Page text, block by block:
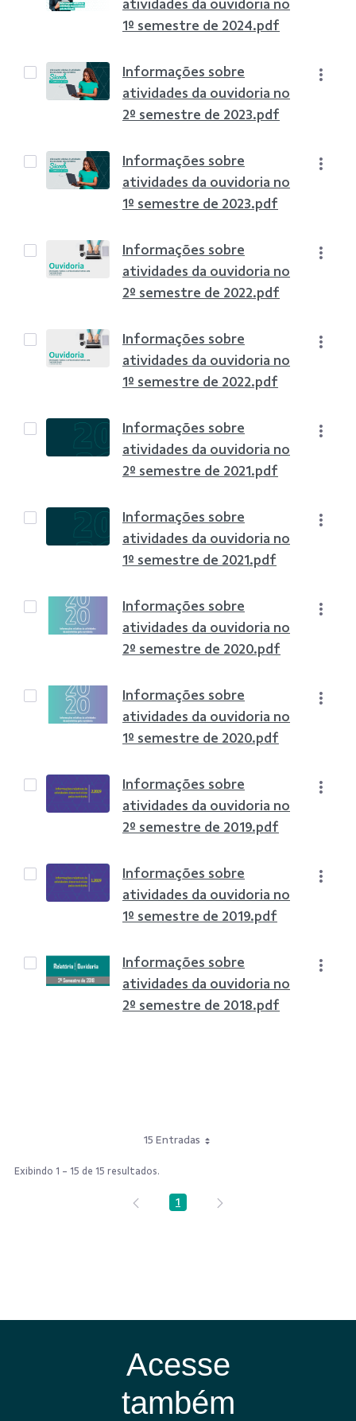
atividades da ouvidoria no
1º semestre de 2024.pdf
Informações sobre
atividades da ouvidoria no
2º semestre de 2023.pdf
Informações sobre
atividades da ouvidoria no
1º semestre de 2023.pdf
Informações sobre
atividades da ouvidoria no
2º semestre de 2022.pdf
Informações sobre
atividades da ouvidoria no
1º semestre de 2022.pdf
Informações sobre
atividades da ouvidoria no
2º semestre de 2021.pdf
Informações sobre
atividades da ouvidoria no
1º semestre de 2021.pdf
Informações sobre
atividades da ouvidoria no
2º semestre de 2020.pdf
Informações sobre
atividades da ouvidoria no
1º semestre de 2020.pdf
Informações sobre
atividades da ouvidoria no
2º semestre de 2019.pdf
Informações sobre
atividades da ouvidoria no
1º semestre de 2019.pdf
Informações sobre
atividades da ouvidoria no
2º semestre de 2018.pdf
15 Entradas
Exibindo 1 - 15 de 15 resultados.
Página
1
Acesse
também